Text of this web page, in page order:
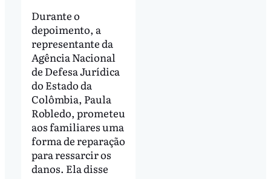
Durante o
depoimento, a
representante da
Agência Nacional
de Defesa Jurídica
do Estado da
Colômbia, Paula
Robledo, prometeu
aos familiares uma
forma de reparação
para ressarcir os
danos. Ela disse